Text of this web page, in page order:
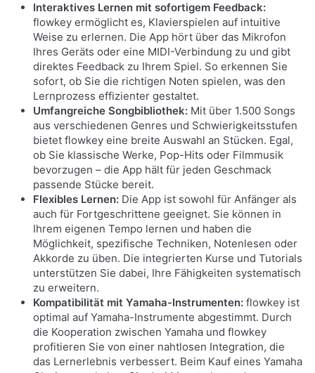
EIN KLANG, DER DEN RAUM
ERFÜLLT
Das NU1XA bietet mit seinem neuen Soundsystem
ein Klangerlebnis wie bei einem echten Flügel.
Tieftöner senden Schwingungen durch das
gesamte Instrument, während die neu designten
Hochtöner in allen Frequenzbereichen für
Harmonie sorgen.
Interaktives Lernen mit sofortigem Feedback:
flowkey ermöglicht es, Klavierspielen auf intuitive
Weise zu erlernen. Die App hört über das Mikrofon
Ihres Geräts oder eine MIDI-Verbindung zu und gibt
direktes Feedback zu Ihrem Spiel. So erkennen Sie
sofort, ob Sie die richtigen Noten spielen, was den
Lernprozess effizienter gestaltet.
Umfangreiche Songbibliothek: Mit über 1.500 Songs
aus verschiedenen Genres und Schwierigkeitsstufen
bietet flowkey eine breite Auswahl an Stücken. Egal,
ob Sie klassische Werke, Pop-Hits oder Filmmusik
bevorzugen – die App hält für jeden Geschmack
passende Stücke bereit.
Flexibles Lernen: Die App ist sowohl für Anfänger als
auch für Fortgeschrittene geeignet. Sie können in
Ihrem eigenen Tempo lernen und haben die
Möglichkeit, spezifische Techniken, Notenlesen oder
Akkorde zu üben. Die integrierten Kurse und Tutorials
unterstützen Sie dabei, Ihre Fähigkeiten systematisch
zu erweitern.
Kompatibilität mit Yamaha-Instrumenten: flowkey ist
optimal auf Yamaha-Instrumente abgestimmt. Durch
die Kooperation zwischen Yamaha und flowkey
profitieren Sie von einer nahtlosen Integration, die
das Lernerlebnis verbessert. Beim Kauf eines Yamaha